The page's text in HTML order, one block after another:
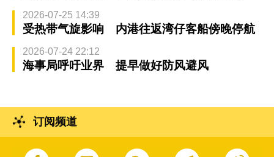
2026-07-25 14:39
受热带气旋影响 内港往返湾仔客船傍晚停航
2026-07-24 22:12
海事局呼吁业界 提早做好防风避风
订阅频道